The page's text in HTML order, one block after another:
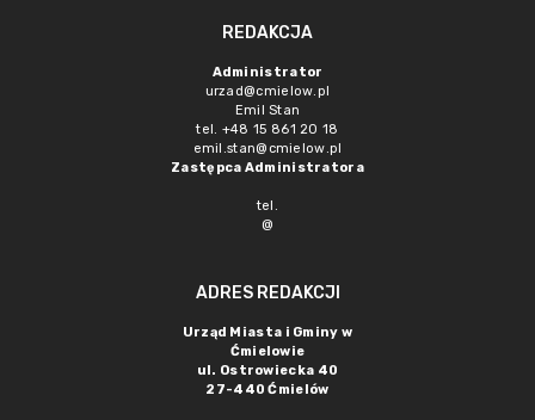
REDAKCJA
Administrator
urzad@cmielow.pl
Emil Stan
tel. +48 15 861 20 18
emil.stan@cmielow.pl
Zastępca Administratora
tel.
@
ADRES REDAKCJI
Urząd Miasta i Gminy w
Ćmielowie
ul. Ostrowiecka 40
27-440 Ćmielów